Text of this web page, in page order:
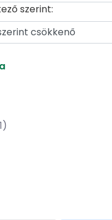
szerint:
csökkenő